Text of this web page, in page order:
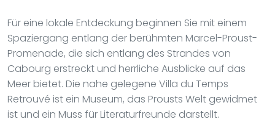
Für eine lokale Entdeckung beginnen Sie mit einem
Spaziergang entlang der berühmten Marcel-Proust-
Promenade, die sich entlang des Strandes von
Cabourg erstreckt und herrliche Ausblicke auf das
Meer bietet. Die nahe gelegene Villa du Temps
Retrouvé ist ein Museum, das Prousts Welt gewidmet
ist und ein Muss für Literaturfreunde darstellt.